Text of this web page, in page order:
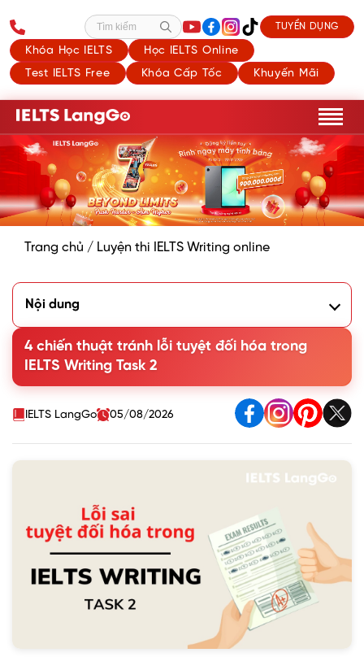
Khóa Học IELTS
Học IELTS Online
Test IELTS Free
Khóa Cấp Tốc Khuyến Mãi
Tìm kiếm TUYỂN DỤNG
Trang chủ / Luyện thi IELTS Writing online
Nội dung
2. 4 cách tránh lỗi diễn đạt tuyệt đối hóa trong IELTS
Writing Task 2
3. Bài tập vận dụng
4 chiến thuật tránh lỗi tuyệt đối hóa trong
IELTS Writing Task 2
IELTS LangGo 05/08/2026